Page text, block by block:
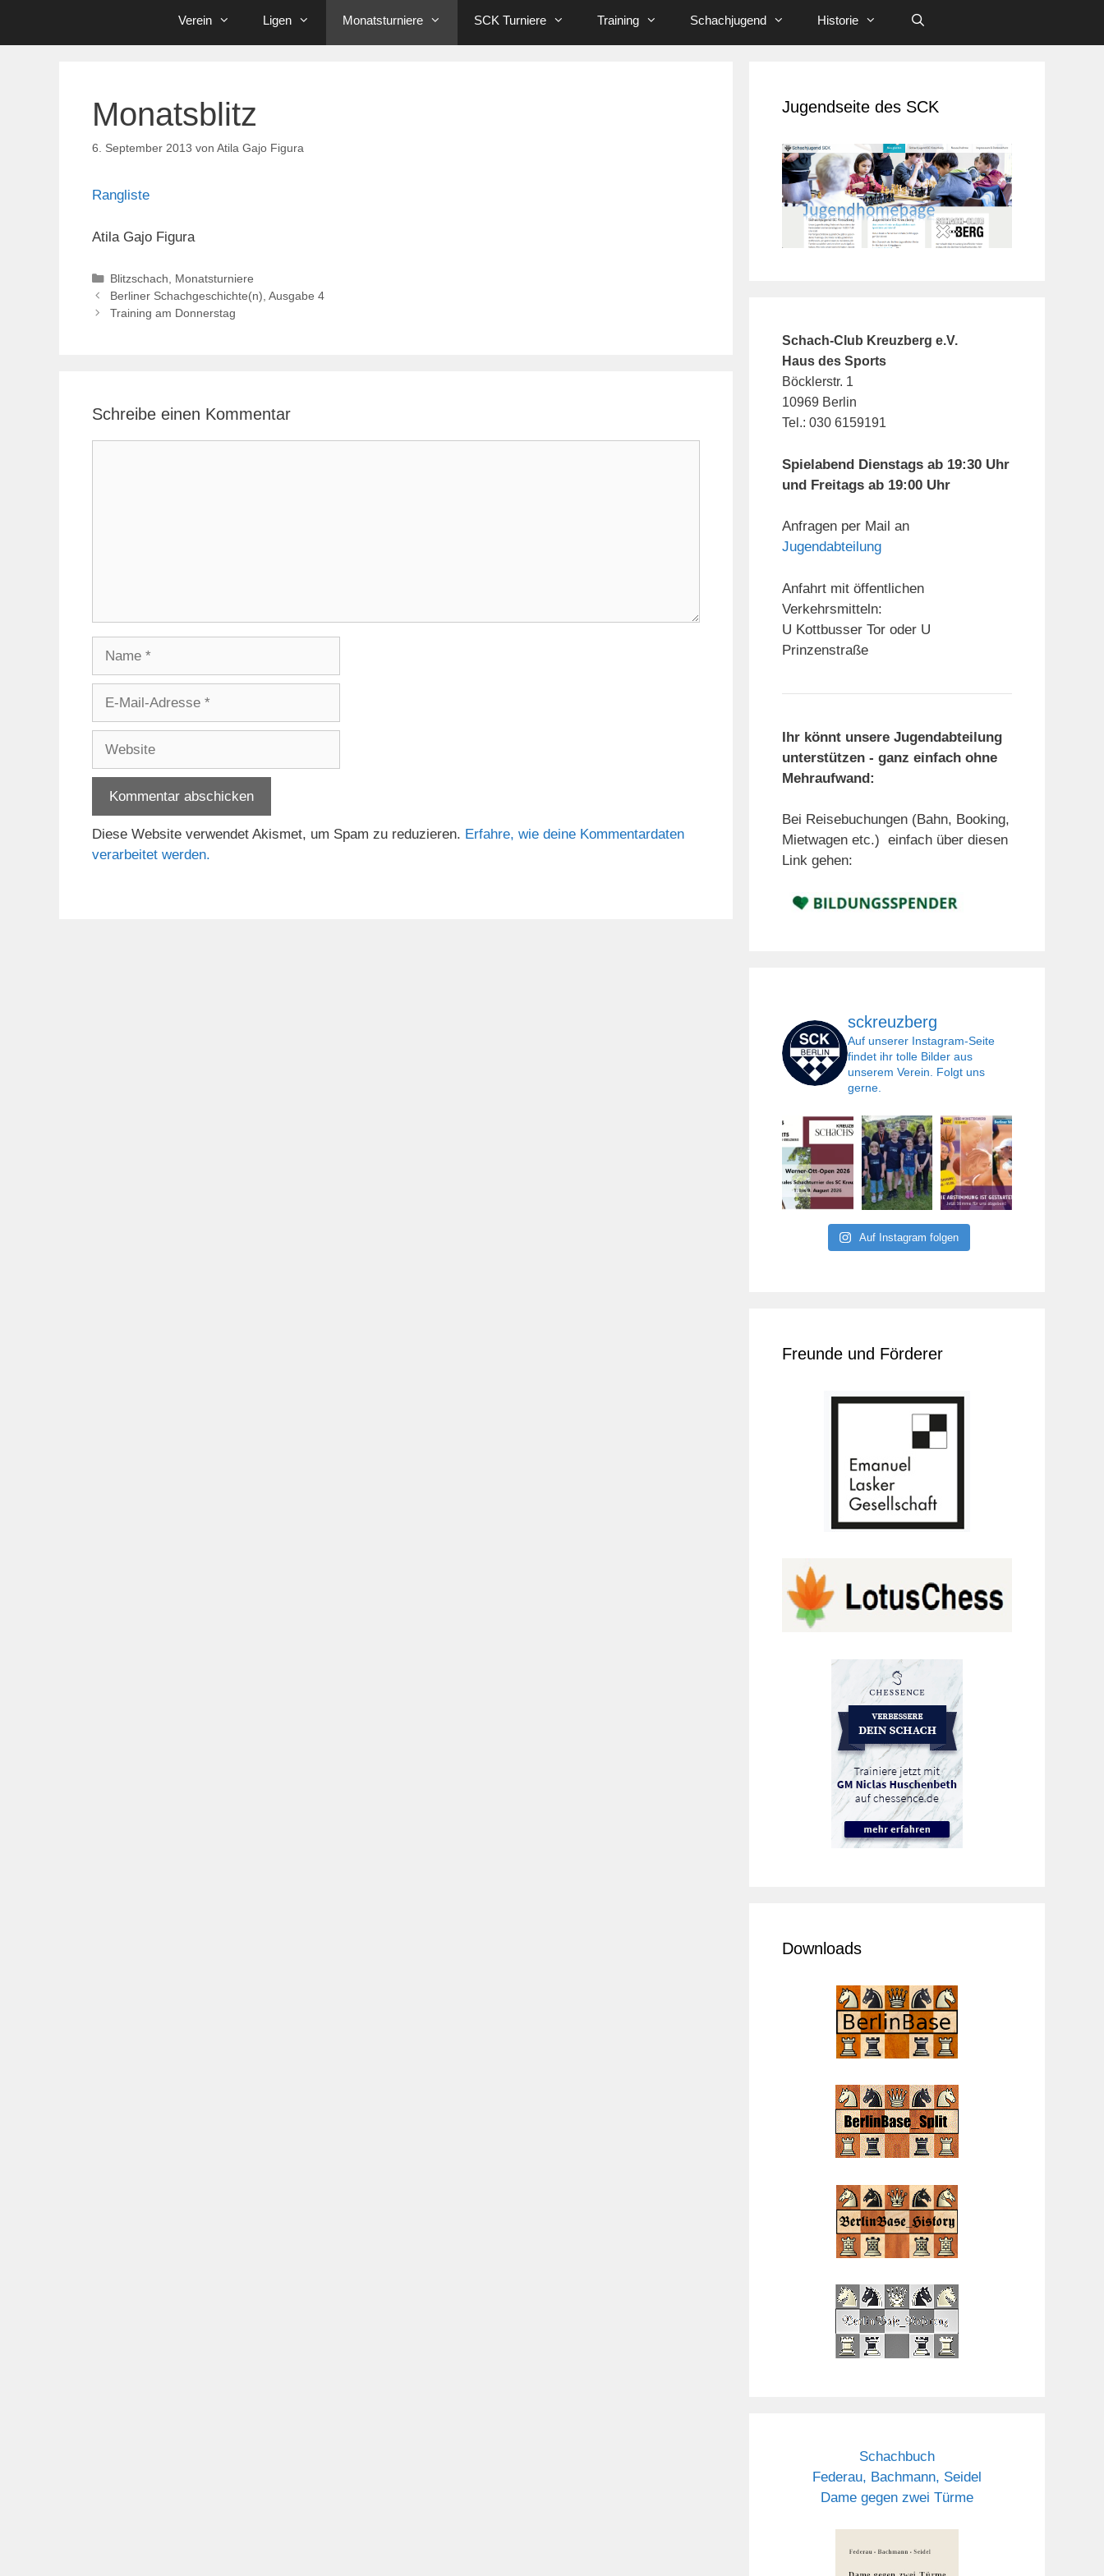
Verein Ligen Monatsturniere SCK Turniere Training Schachjugend Historie
Monatsblitz
6. September 2013 von Atila Gajo Figura
Rangliste
Atila Gajo Figura
Kategorien
Blitzschach, Monatsturniere
Berliner Schachgeschichte(n), Ausgabe 4
Training am Donnerstag
Schreibe einen Kommentar
Adresse
Diese Website verwendet Akismet, um Spam zu reduzieren. Erfahre, wie deine Kommentardaten
verarbeitet werden.
Jugendseite des SCK
Schach-Club Kreuzberg e.V.
Haus des Sports
Böcklerstr. 1
10969 Berlin
Tel.: 030 6159191
Spielabend Dienstags ab 19:30 Uhr
und Freitags ab 19:00 Uhr
Anfragen per Mail an
Jugendabteilung
Anfahrt mit öffentlichen
Verkehrsmitteln:
U Kottbusser Tor oder U
Prinzenstraße
Ihr könnt unsere Jugendabteilung
unterstützen - ganz einfach ohne
Mehraufwand:
Bei Reisebuchungen (Bahn, Booking,
Mietwagen etc.) einfach über diesen
Link gehen:
sckreuzberg
Auf unserer Instagram-Seite
findet ihr tolle Bilder aus
unserem Verein. Folgt uns
gerne.
Auf Instagram folgen
Freunde und Förderer
Downloads
Schachbuch
Federau, Bachmann, Seidel
Dame gegen zwei Türme